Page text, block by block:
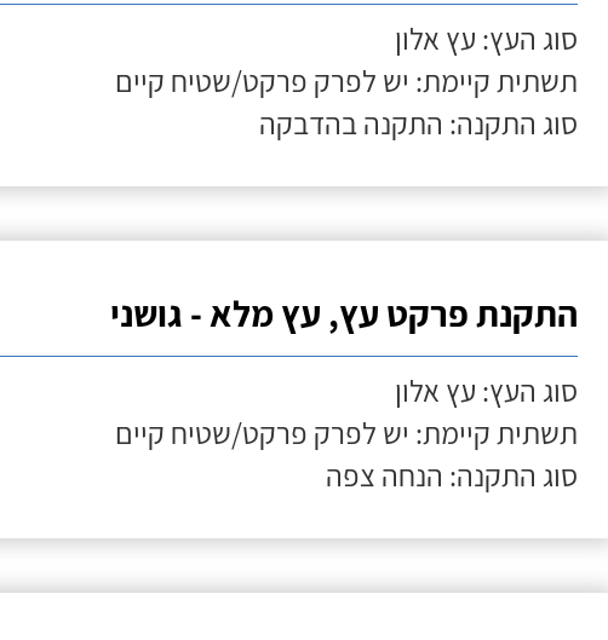
סוג העץ: עץ אלון
תשתית קיימת: יש לפרק פרקט/שטיח קיים
סוג התקנה: התקנה בהדבקה
התקנת פרקט עץ, עץ מלא - גושני
סוג העץ: עץ אלון
תשתית קיימת: יש לפרק פרקט/שטיח קיים
סוג התקנה: הנחה צפה